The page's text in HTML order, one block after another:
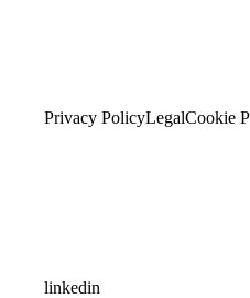
Privacy PolicyLegalCookie
linkedin